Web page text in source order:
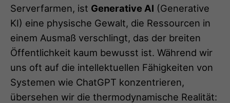
Serverfarmen, ist Generative AI (Generative
KI) eine physische Gewalt, die Ressourcen in
einem Ausmaß verschlingt, das der breiten
Öffentlichkeit kaum bewusst ist. Während wir
uns oft auf die intellektuellen Fähigkeiten von
Systemen wie ChatGPT konzentrieren,
übersehen wir die thermodynamische Realität: